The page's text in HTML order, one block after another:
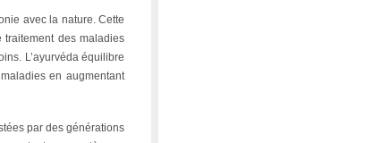
avec la nature. Cette
traitement des maladies
L’ayurvéda équilibre
en augmentant
par des générations